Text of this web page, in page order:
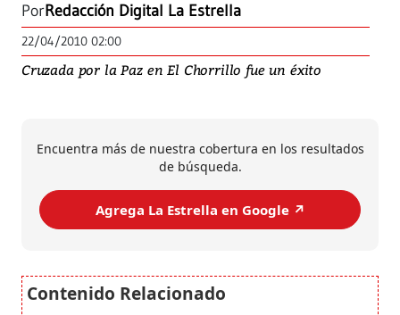
PorRedacción Digital La Estrella
22/04/2010 02:00
Cruzada por la Paz en El Chorrillo fue un éxito
Encuentra más de nuestra cobertura en los resultados
de búsqueda.
Agrega La Estrella en Google ↗️